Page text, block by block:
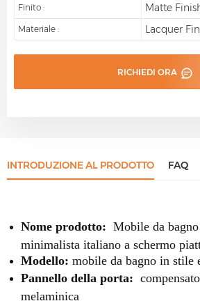
Finito : Matte
Materiale : Lacquer
RICHIEDI ORA
INTRODUZIONE AL PRODOTTO FAQ
Nome prodotto: Mobile da
minimalista italiano a schermo
Modello: mobile da bagno in stile
Pannello della porta:
melaminica